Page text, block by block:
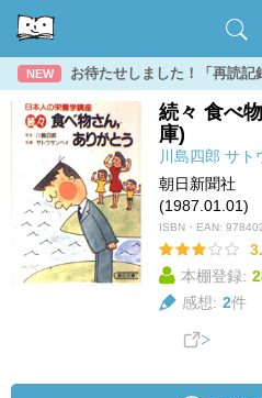
NEW お待たせしました！「再読記
続々 食べ
庫)
川島四郎 サト
朝日新聞社
(1987.01.01)
ISBN・EAN:
本棚登録:
感想: 2件